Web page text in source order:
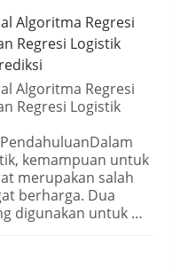
Algoritma Regresi
Regresi Logistik
Algoritma Regresi
Regresi Logistik
kemampuan untuk
merupakan salah
berharga. Dua
digunakan untuk …